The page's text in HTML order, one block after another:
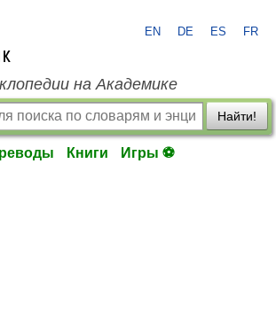
EN DE ES FR
на Академике
Найти!
Книги Игры ⚽